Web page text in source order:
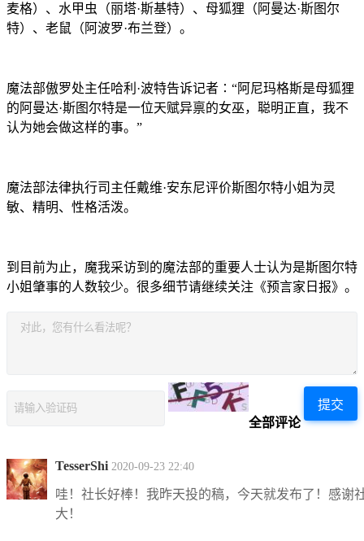
麦格）、水甲虫（丽塔·斯基特）、母狐狸（阿曼达·斯图尔
特）、老鼠（阿波罗·布兰登）。
魔法部傲罗处主任哈利·波特告诉记者∶“阿尼玛格斯是母狐狸
的阿曼达·斯图尔特是一位天赋异禀的女巫，聪明正直，我不
认为她会做这样的事。”
魔法部法律执行司主任戴维·安东尼评价斯图尔特小姐为灵
敏、精明、性格活泼。
到目前为止，魔我采访到的魔法部的重要人士认为是斯图尔特
小姐肇事的人数较少。很多细节请继续关注《预言家日报》。
提交
全部评论
TesserShi 2020-09-23 22:40
哇！社长好棒！我昨天投的稿，今天就发布了！感谢
大！